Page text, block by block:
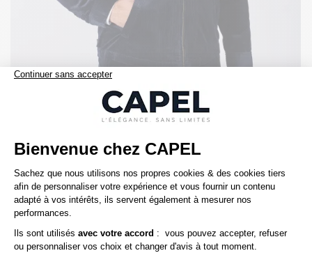
ralph lauren
Blouson Velours Grande Taille Marine
449,00 €
Précédent Suivant